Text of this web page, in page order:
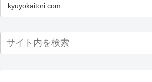
kyuyokaitori.com